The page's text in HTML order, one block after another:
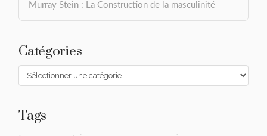
Murray Stein : La Construction de la masculinité
Catégories
Catégories
Tags